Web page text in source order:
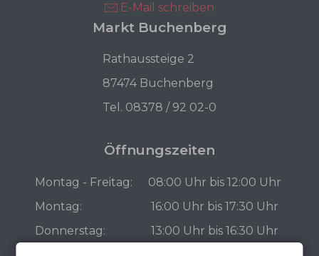
E-Mail schreiben
Markt Buchenberg
Rathaussteige 2
87474 Buchenberg
Tel. 08378 / 92 02-0
Öffnungszeiten
Montag - Freitag:
Montag:
Donnerstag:
08:00 Uhr bis 12:00 Uhr
16:00 Uhr bis 17:30 Uhr
13:00 Uhr bis 16:30 Uhr